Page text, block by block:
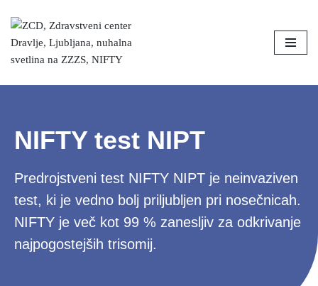
Skoči
NIFTY test NIPT
Predrojstveni test NIFTY NIPT je neinvaziven
test, ki je vedno bolj priljubljen pri nosečnicah.
NIFTY je več kot 99 % zanesljiv za odkrivanje
najpogostejših trisomij.